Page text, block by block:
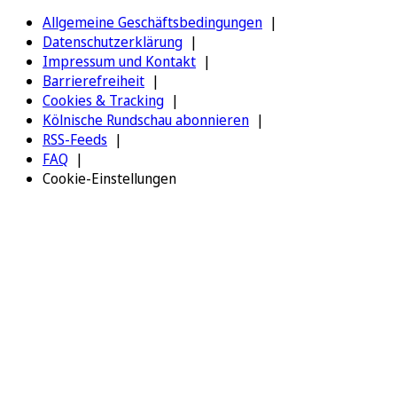
Allgemeine Geschäftsbedingungen
Datenschutzerklärung
Impressum und Kontakt
Barrierefreiheit
Cookies & Tracking
Kölnische Rundschau abonnieren
RSS-Feeds
FAQ
Cookie-Einstellungen